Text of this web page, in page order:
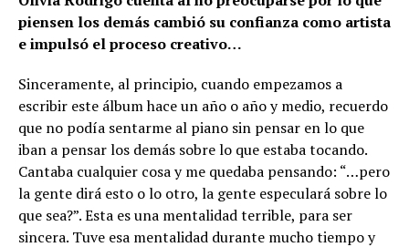
piensen los demás cambió su confianza como artista
e impulsó el proceso creativo…
Sinceramente, al principio, cuando empezamos a
escribir este álbum hace un año o año y medio, recuerdo
que no podía sentarme al piano sin pensar en lo que
iban a pensar los demás sobre lo que estaba tocando.
Cantaba cualquier cosa y me quedaba pensando: “…pero
la gente dirá esto o lo otro, la gente especulará sobre lo
que sea?”. Esta es una mentalidad terrible, para ser
sincera. Tuve esa mentalidad durante mucho tiempo y